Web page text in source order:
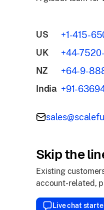
US +1-415-
UK +44-
NZ +64-9-
India +91-
Skip the
Existing
account-related,
Live chat